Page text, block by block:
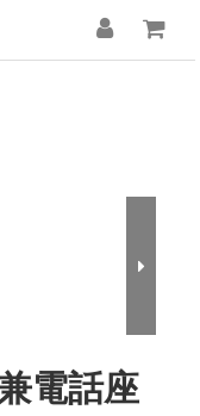
電話座